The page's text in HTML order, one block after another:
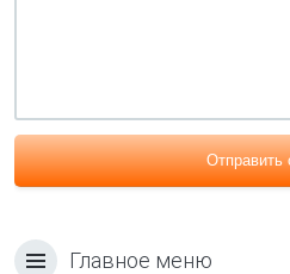
Отправить
Главное меню